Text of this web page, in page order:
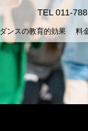
TEL 011-
料
ダンスの教育的効果